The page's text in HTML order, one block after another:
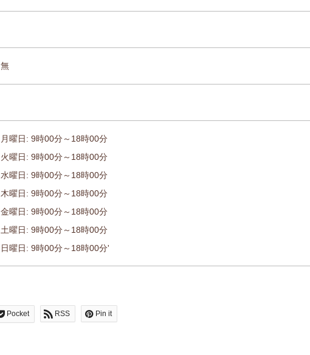
無
月曜日: 9時00分～18時00分
火曜日: 9時00分～18時00分
水曜日: 9時00分～18時00分
木曜日: 9時00分～18時00分
金曜日: 9時00分～18時00分
土曜日: 9時00分～18時00分
日曜日: 9時00分～18時00分'
Pocket RSS Pin it